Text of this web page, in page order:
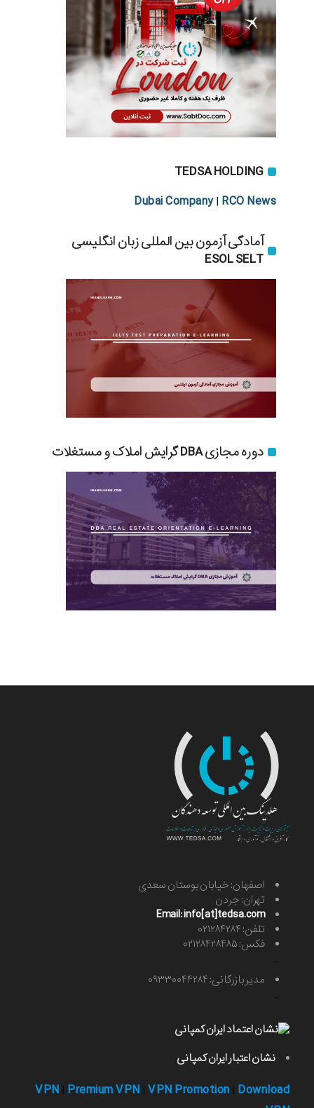
TEDSA HOLDING
Dubai Company| RCO News
آمادگی آزمون بین المللی زبان انگلیسی
ESOL SELT
دوره مجازی DBA گرایش املاک و مستغلات
اصفهان: خیابان بوستان سعدی
تهران: جردن
Email: info[at]tedsa.com
تلفن: ۰۲۱۲۸۴۲۸۴
فکس: ۰۲۱۲۸۴۲۸۴۸۵
مدیر بازرگانی: ۰۹۳۳۰۰۴۴۲۸۴
نشان اعتبار ایران کمپانی
VPN Premium VPN VPN Promotion Download